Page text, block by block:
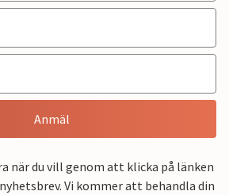
Anmäl
när du vill genom att klicka på länken
Vi kommer att behandla din